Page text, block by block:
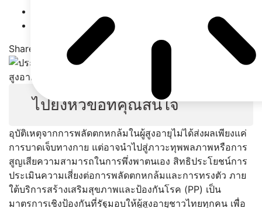
พฤษภาคม 14, 2026
Share
ไปยังหัวข้อที่คุณสนใจ
อุบัติเหตุจากการพลัดตกหกล้มในผู้สูงอายุไม่ได้ส่งผลเพียงแค่
การบาดเจ็บทางกาย แต่อาจนำไปสู่ภาวะทุพพลภาพหรือการ
สูญเสียความสามารถในการพึ่งพาตนเอง สิทธิประโยชน์การ
ประเมินความเสี่ยงต่อการพลัดตกหกล้มและการทรงตัว ภาย
ใต้บริการสร้างเสริมสุขภาพและป้องกันโรค (PP) เป็น
มาตรการเชิงป้องกันที่รัฐมอบให้ผู้สูงอายุชาวไทยทุกคน เพื่อ